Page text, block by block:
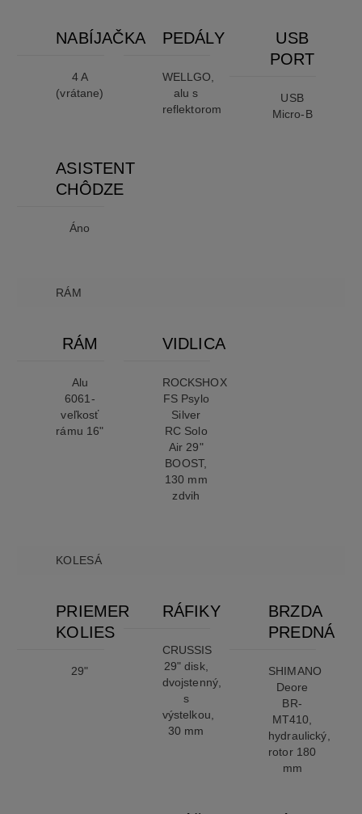
NABÍJAČKA
4 A
(vrátane)
PEDÁLY
WELLGO,
alu s
reflektorom
USB
PORT
USB
Micro-B
ASISTENT
CHÔDZE
Áno
RÁM
RÁM
Alu
6061-
veľkosť
rámu 16"
VIDLICA
ROCKSHOX
FS Psylo
Silver
RC Solo
Air 29"
BOOST,
130 mm
zdvih
KOLESÁ
PRIEMER
KOLIES
29"
RÁFIKY
CRUSSIS
29" disk,
dvojstenný,
s
výstelkou,
30 mm
BRZDA
PREDNÁ
SHIMANO
Deore
BR-
MT410,
hydraulický,
rotor 180
mm